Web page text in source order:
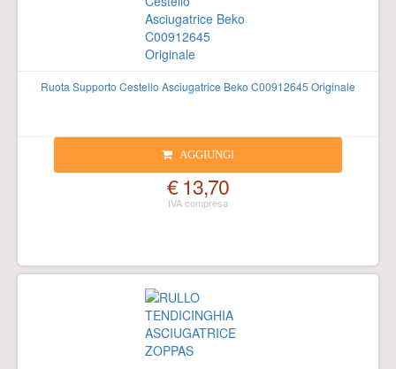
Ruota Supporto Cestello Asciugatrice Beko C00912645 Originale
AGGIUNGI
€ 13,70